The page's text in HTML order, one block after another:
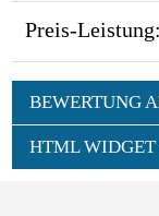
Preis-Leistung:
BEWERTUNG
HTML WIDGET